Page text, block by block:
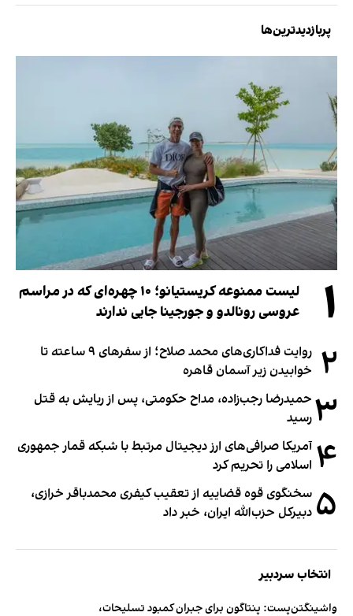
پربازدیدترین‌ها
۱
لیست ممنوعه کریستیانو؛ ۱۰ چهره‌ای که در مراسم
عروسی رونالدو و جورجینا جایی ندارند
۲
روایت فداکاری‌های محمد صلاح؛ از سفرهای ۹ ساعته تا
خوابیدن زیر آسمان قاهره
۳ حمیدرضا رجب‌زاده، مداح حکومتی، پس از ربایش به قتل
رسید
۴ آمریکا صرافی‌های ارز دیجیتال مرتبط با شبکه قمار جمهوری
اسلامی را تحریم کرد
۵ سخنگوی قوه قضاییه از تعقیب کیفری محمدباقر خرازی،
دبیر‌کل حزب‌الله ایران، خبر داد
انتخاب سردبیر
واشینگتن‌پست: پنتاگون برای جبران کمبود تسلیحات،